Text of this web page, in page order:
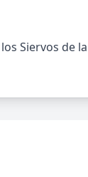
Siervos de